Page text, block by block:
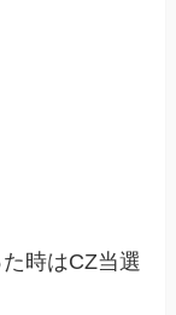
時はCZ当選